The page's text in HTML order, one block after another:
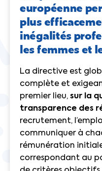
européenne
plus
inégalités
les femmes et
La directive est
complète et
premier lieu, sur la
transparence des
recrutement,
communiquer à
rémunération
correspondant au